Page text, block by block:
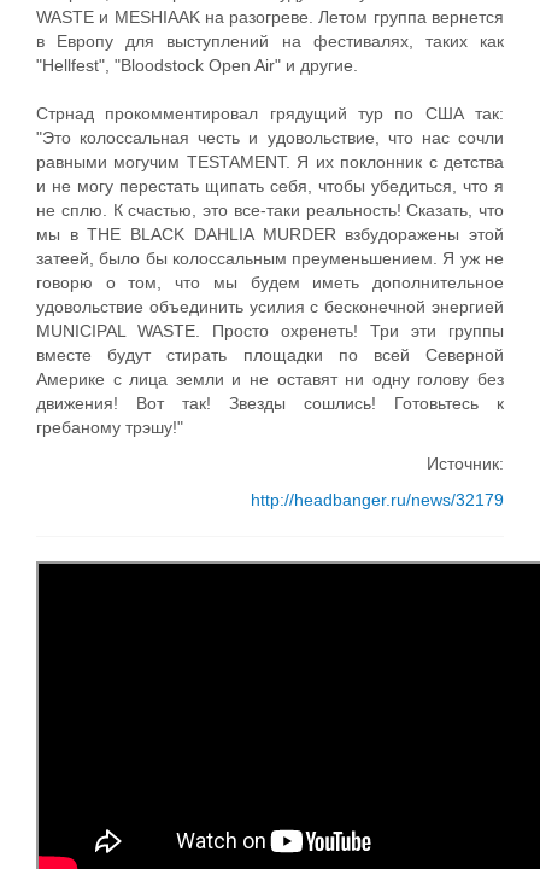
WASTE и MESHIAAK на разогреве. Летом группа вернется
в Европу для выступлений на фестивалях, таких как
"Hellfest", "Bloodstock Open Air" и другие.
Стрнад прокомментировал грядущий тур по США так:
"Это колоссальная честь и удовольствие, что нас сочли
равными могучим TESTAMENT. Я их поклонник с детства
и не могу перестать щипать себя, чтобы убедиться, что я
не сплю. К счастью, это все-таки реальность! Сказать, что
мы в THE BLACK DAHLIA MURDER взбудоражены этой
затеей, было бы колоссальным преуменьшением. Я уж не
говорю о том, что мы будем иметь дополнительное
удовольствие объединить усилия с бесконечной энергией
MUNICIPAL WASTE. Просто охренеть! Три эти группы
вместе будут стирать площадки по всей Северной
Америке с лица земли и не оставят ни одну голову без
движения! Вот так! Звезды сошлись! Готовьтесь к
гребаному трэшу!"
Источник:
http://headbanger.ru/news/32179